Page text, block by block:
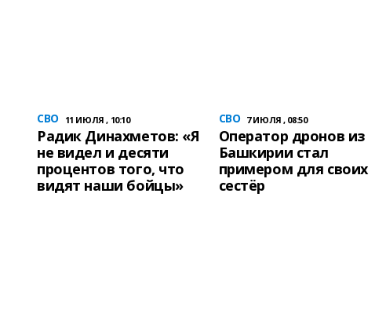
СВО 11 ИЮЛЯ , 10:10
Радик Динахметов: «Я
не видел и десяти
процентов того, что
видят наши бойцы»
СВО 7 ИЮЛЯ , 08:50
Оператор дронов из
Башкирии стал
примером для своих
сестёр